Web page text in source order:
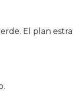
El plan